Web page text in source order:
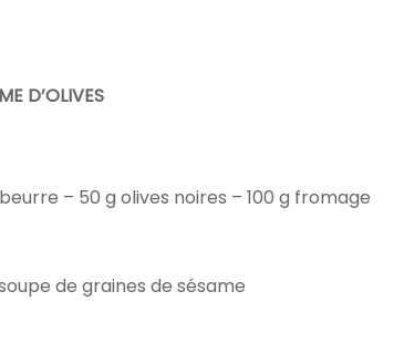
D’OLIVES
– 50 g olives noires – 100 g fromage
de graines de sésame